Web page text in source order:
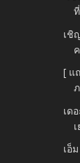
เชิ
[ แ
เด
เอ็